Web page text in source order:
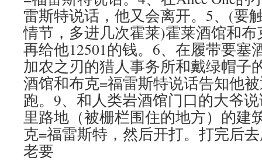
雷斯特说话，他又会离开。5、(要
情节，多进几次霍莱)霍莱酒馆和
再给他12501的钱。6、在履带要塞
加农之刃的猎人事务所和戴绿帽子
酒馆和布克=福雷斯特说话告知他
跑。9、和人类岩酒馆门口的大爷
里路地（被栅栏围住的地方）的建
克=福雷斯特，然后开打。打完后
老要